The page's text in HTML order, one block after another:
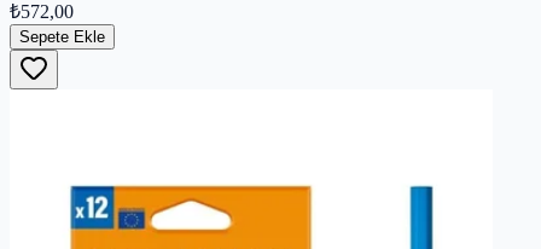
₺572,00
Sepete Ekle